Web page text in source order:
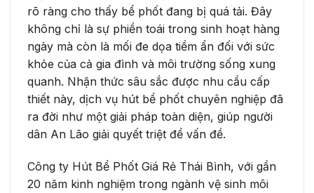
rõ ràng cho thấy bể phốt đang bị quá tải. Đây
không chỉ là sự phiền toái trong sinh hoạt hàng
ngày mà còn là mối đe dọa tiềm ẩn đối với sức
khỏe của cả gia đình và môi trường sống xung
quanh. Nhận thức sâu sắc được nhu cầu cấp
thiết này, dịch vụ hút bể phốt chuyên nghiệp đã
ra đời như một giải pháp toàn diện, giúp người
dân An Lão giải quyết triệt để vấn đề.
Công ty Hút Bể Phốt Giá Rẻ Thái Bình, với gần
20 năm kinh nghiệm trong ngành vệ sinh môi